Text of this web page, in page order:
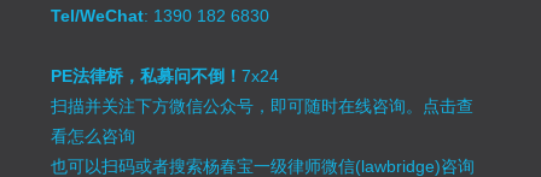
Tel/WeChat: 1390 182 6830
PE法律桥，私募问不倒！7x24
扫描并关注下方微信公众号，即可随时在线咨询。 点击查
看怎么咨询
也可以扫码或者搜索杨春宝一级律师微信(lawbridge)咨询